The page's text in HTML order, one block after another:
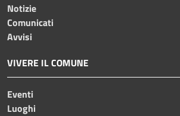
Notizie
Comunicati
Avvisi
VIVERE IL COMUNE
Eventi
Luoghi